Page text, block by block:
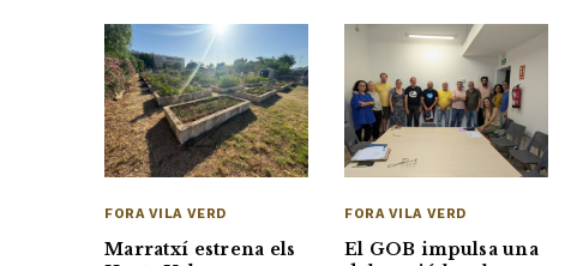
FORA VILA VERD
Marratxí estrena els
FORA VILA VERD
El GOB impulsa una